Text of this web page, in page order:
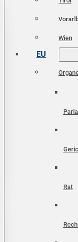
Wien
EU
Rat